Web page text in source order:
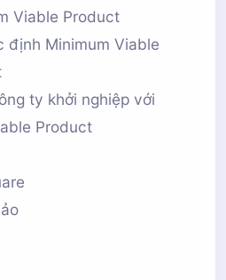
Viable Product
định Minimum Viable
ty khởi nghiệp với
Product